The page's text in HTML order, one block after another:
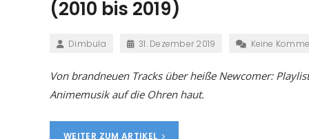
(2010 bis 2019)
Dimbula 31. Dezember 2019 Keine
Von brandneuen Tracks über heiße Newcomer:
Animemusik auf die Ohren haut.
WEITER ZUM ARTIKEL